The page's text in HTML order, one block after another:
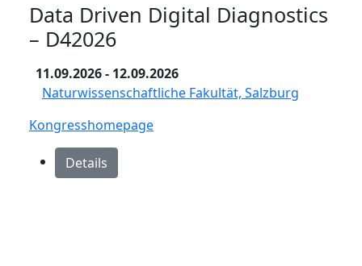
Data Driven Digital Diagnostics
– D42026
11.09.2026- 12.09.2026
Naturwissenschaftliche Fakultät, Salzburg
Kongresshomepage
Details